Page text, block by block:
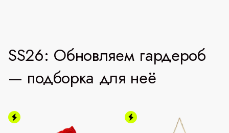
SS26: Обновляем гардероб
— подборка для неё